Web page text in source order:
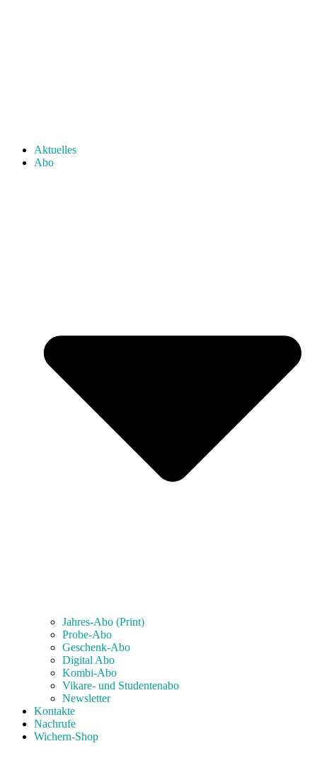
Aktuelles
Abo
Jahres-Abo (Print)
Probe-Abo
Geschenk-Abo
Digital Abo
Kombi-Abo
Vikare- und Studentenabo
Newsletter
Kontakte
Nachrufe
Wichern-Shop